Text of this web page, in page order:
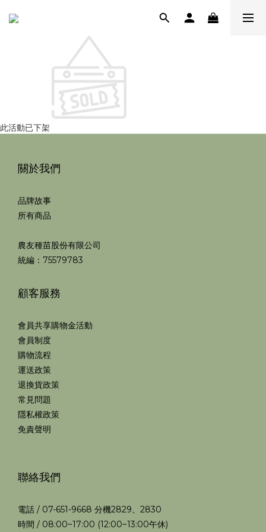
此活動已下架
關於我們
品牌故事
所有商品
農友種苗股份有限公司
統編：75579783
顧客服務
會員共享購物金活動
會員制度
購物流程
運送政策
退換貨政策
常見問題
隱私權政策
免責聲明
聯絡我們
電話 / 07-651-9668 分機2829、2830
時間 / 08:00~17:00 (12:00~13:00午休)